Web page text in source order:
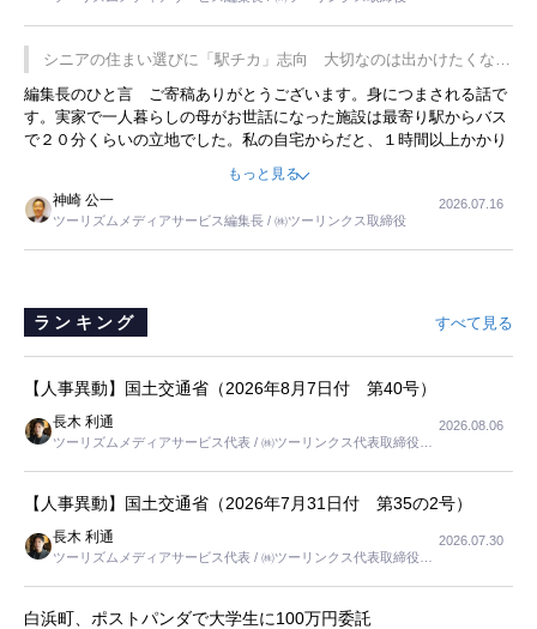
の何かを理解してもらっていることです。 もう一つは1800円もする
プレミアムヨーグルトを販売するにあたり、社内に懸念もあったそう
です。永井社長は、駐車場に都内ナンバーの高級外車が停まっている
ことに目をつけ、高級商品でも売れると確信したそうです。今回の記
事を懐かしく読みました。
シニアの住まい選びに「駅チカ」志向 大切なのは出かけたくなる
暮らし
編集長のひと言 ご寄稿ありがとうございます。身につまされる話で
す。実家で一人暮らしの母がお世話になった施設は最寄り駅からバス
で２０分くらいの立地でした。私の自宅からだと、１時間以上かかり
ました。母の住まいから近いという理由で、その施設を選択したので
すが、私と妹にとっては、半日仕事ででした。シニアの住まい選び
は、当人だけではなく、世話をする家族の足の便も考えない外池ない
と思いました。
もっと見る
神崎 公一
ツーリズムメディアサービス編集長 / ㈱ツーリンクス取締役
2026.07.16
ランキング すべて見る
【人事異動】国土交通省（2026年8月7日付 第40号）
長木 利通
ツーリズムメディアサービス代表 / ㈱ツーリンクス代表取締役社
2026.08.06
【人事異動】国土交通省（2026年7月31日付 第35の2号）
長木 利通
ツーリズムメディアサービス代表 / ㈱ツーリンクス代表取締役社
2026.07.30
白浜町、ポストパンダで大学生に100万円委託